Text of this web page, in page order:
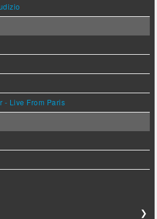
- Live From Paris
❯